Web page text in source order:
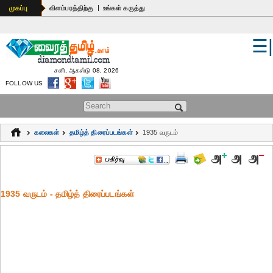
உலகம்
பொதுஅறிவு
கல்வி
ஆன்மிகம்
மருத்துவம்
முகப்பு விளம்பரத்திற்கு | உங்கள் கருத்து
Search form
☰|
சனி, ஆகஸ்டு 08, 2026
FOLLOW US
கலைகள் தமிழ்த் திரைப்படங்கள் 1935 வருடம்
1935 வருடம் - தமிழ்த் திரைப்படங்கள்